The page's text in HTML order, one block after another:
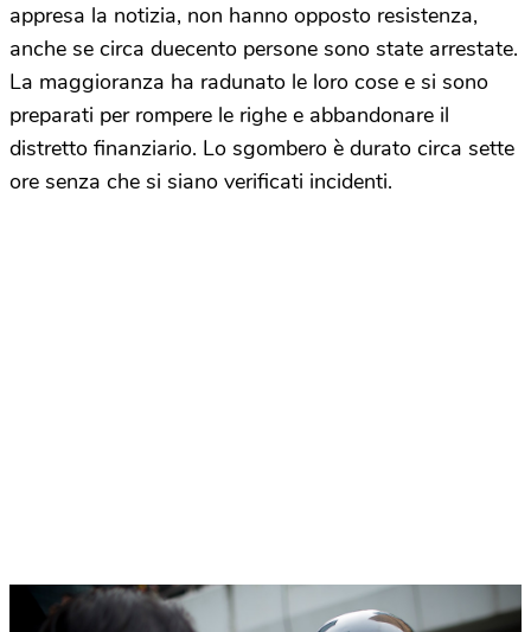
appresa la notizia, non hanno opposto resistenza,
anche se circa duecento persone sono state arrestate.
La maggioranza ha radunato le loro cose e si sono
preparati per rompere le righe e abbandonare il
distretto finanziario. Lo sgombero è durato circa sette
ore senza che si siano verificati incidenti.